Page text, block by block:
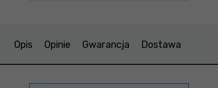
Opis Opinie Gwarancja Dostawa